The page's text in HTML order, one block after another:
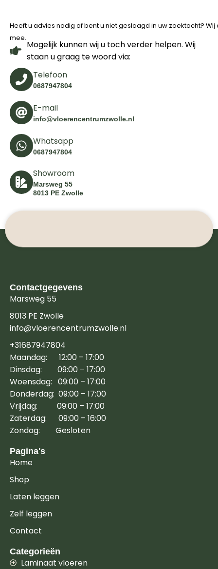
Heeft u advies nodig of bent u niet geslaagd in uw zoektocht?
mee.
Mogelijk kunnen wij u toch verder helpen. Wij
staan u graag te woord via:
Telefoon
0687947804
E-mail
info@vloerencentrumzwolle.nl
Whatsapp
0687947804
Showroom
Marsweg 55
8013 PE Zwolle
Contactgegevens
Marsweg 55
8013 PE Zwolle
info@vloerencentrumzwolle.nl
+31687947804
Maandag: 12:00 – 17:00
Dinsdag: 09:00 – 17:00
Woensdag: 09:00 – 17:00
Donderdag: 09:00 – 17:00
Vrijdag: 09:00 – 17:00
Zaterdag: 09:00 – 16:00
Zondag: Gesloten
Pagina's
Home
Shop
Laten leggen
Zelf leggen
Contact
Categorieën
Laminaat vloeren